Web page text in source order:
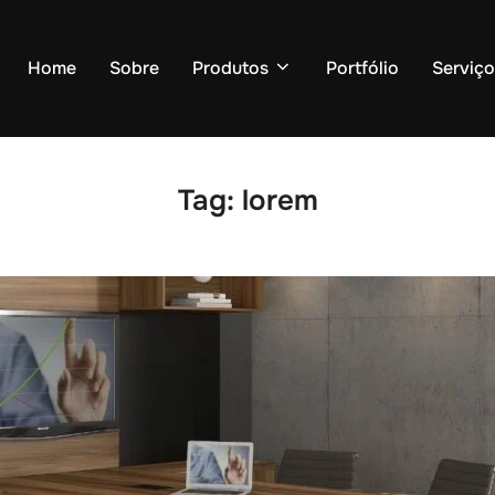
Home Sobre Produtos Portfólio
Tag: lorem